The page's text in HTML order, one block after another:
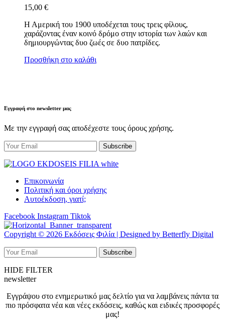
15,00 €
Η Αμερική του 1900 υποδέχεται τους τρεις φίλους,
χαράζοντας έναν κοινό δρόμο στην ιστορία των λαών και
δημιουργώντας δυο ζωές σε δυο πατρίδες.
Προσθήκη στο καλάθι
Εγγραφή στο newsletter μας
Με την εγγραφή σας αποδέχεστε τους όρους χρήσης.
Επικοινωνία
Πολιτική και όροι χρήσης
Αυτοέκδοση, γιατί;
Facebook Instagram Tiktok
Copyright © 2026 Εκδόσεις Φιλία | Designed by Betterfly Digital
HIDE FILTER
newsletter
Εγγράψου στο ενημερωτικό μας δελτίο για να λαμβάνεις πάντα τα
πιο πρόσφατα νέα και νέες εκδόσεις, καθώς και ειδικές προσφορές
μας!